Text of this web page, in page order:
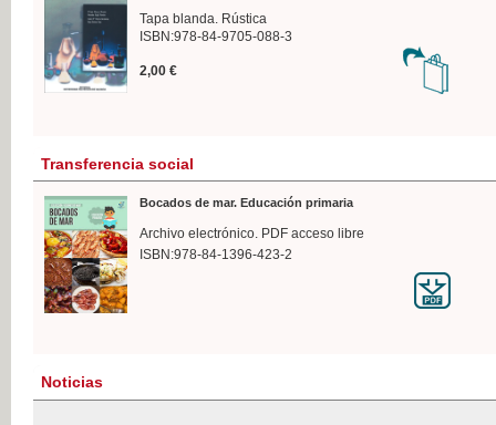
Tapa blanda. Rústica
ISBN:978-84-9705-088-3
2,00 €
Transferencia social
Bocados de mar. Educación primaria
Archivo electrónico. PDF acceso libre
ISBN:978-84-1396-423-2
Noticias